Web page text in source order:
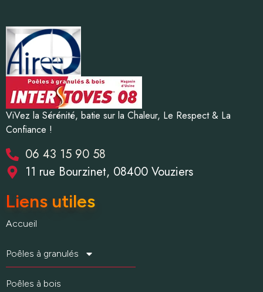
ViVez la Sérénité, batie sur la Chaleur, Le Respect & La
Confiance !
06 43 15 90 58
11 rue Bourzinet, 08400 Vouziers
Liens utiles
Accueil
Poêles à granulés
Poêles à bois